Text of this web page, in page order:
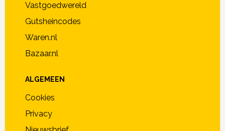
Vastgoedwereld
Gutsheincodes
Waren.nl
Bazaar.nl
ALGEMEEN
Cookies
Privacy